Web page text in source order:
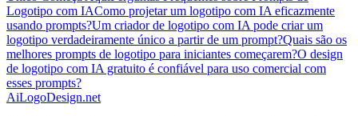
Logotipo com IAComo projetar um logotipo com IA eficazmente
usando prompts?Um criador de logotipo com IA pode criar um
logotipo verdadeiramente único a partir de um prompt?Quais são os
melhores prompts de logotipo para iniciantes começarem?O design
de logotipo com IA gratuito é confiável para uso comercial com
esses prompts?
AiLogoDesign.net